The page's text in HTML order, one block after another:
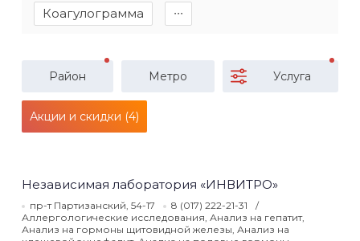
Коагулограмма ∙∙∙
Район Метро Услуга
Акции и скидки (4)
Независимая лаборатория «ИНВИТРО»
пр-т Партизанский, 54-17
8 (017) 222-21-31
Аллергологические исследования, Анализ на гепатит,
Анализ на гормоны щитовидной железы, Анализ на